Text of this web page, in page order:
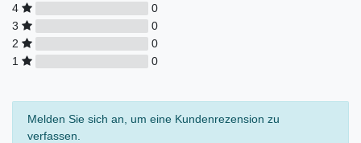
4
0
3
0
2
0
1
0
Melden Sie sich an, um eine Kundenrezension zu
verfassen.